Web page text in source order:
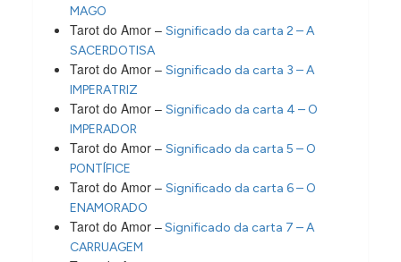
MAGO
Tarot do Amor –Significado da carta 2 – A
SACERDOTISA
Tarot do Amor –Significado da carta 3 – A
IMPERATRIZ
Tarot do Amor –Significado da carta 4 – O
IMPERADOR
Tarot do Amor –Significado da carta 5 – O
PONTÍFICE
Tarot do Amor –Significado da carta 6 – O
ENAMORADO
Tarot do Amor –Significado da carta 7 – A
CARRUAGEM